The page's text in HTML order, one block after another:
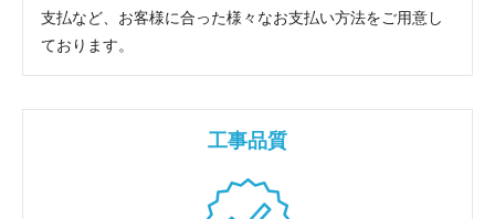
支払など、お客様に合った様々なお支払い方法をご用意し
ております。
工事品質